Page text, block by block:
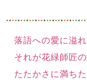
落語への愛に溢
それが花緑師匠
たたかさに満ち